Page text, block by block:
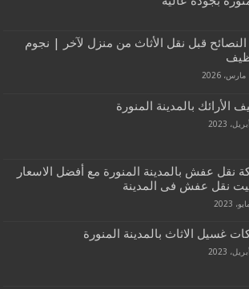
النصائح قبل نقل الأثاث من منزل لآخر | نجوم
الأرائك بالمدينة المنورة
نقل عفش بالمدينة المنورة مع أفضل الاسعار
نقل عفش فى المدينة
غسيل الاثاث بالمدينة المنورة